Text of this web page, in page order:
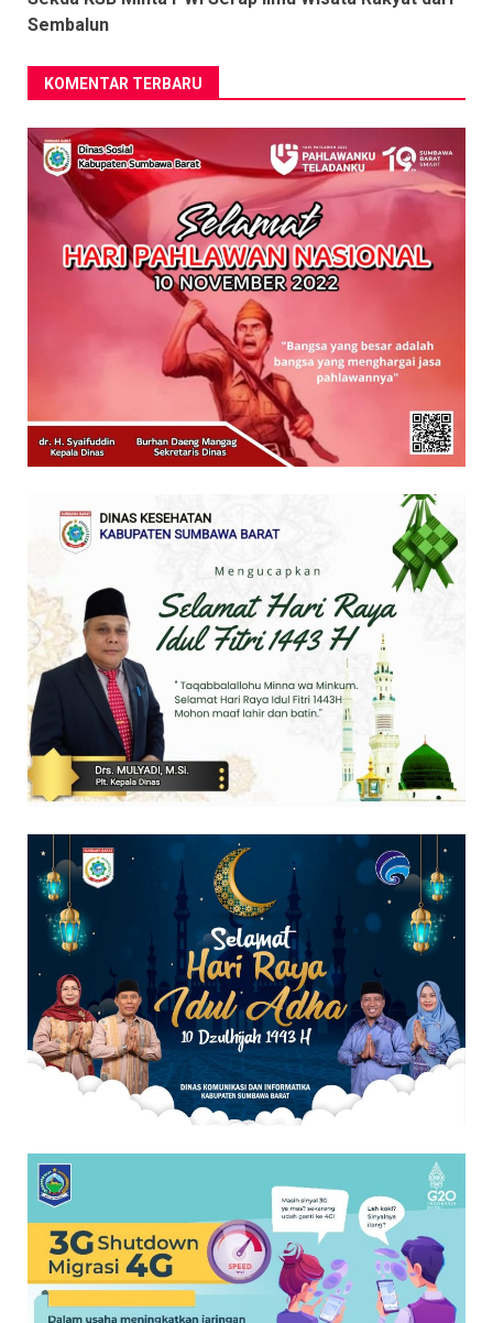
Sembalun
KOMENTAR TERBARU